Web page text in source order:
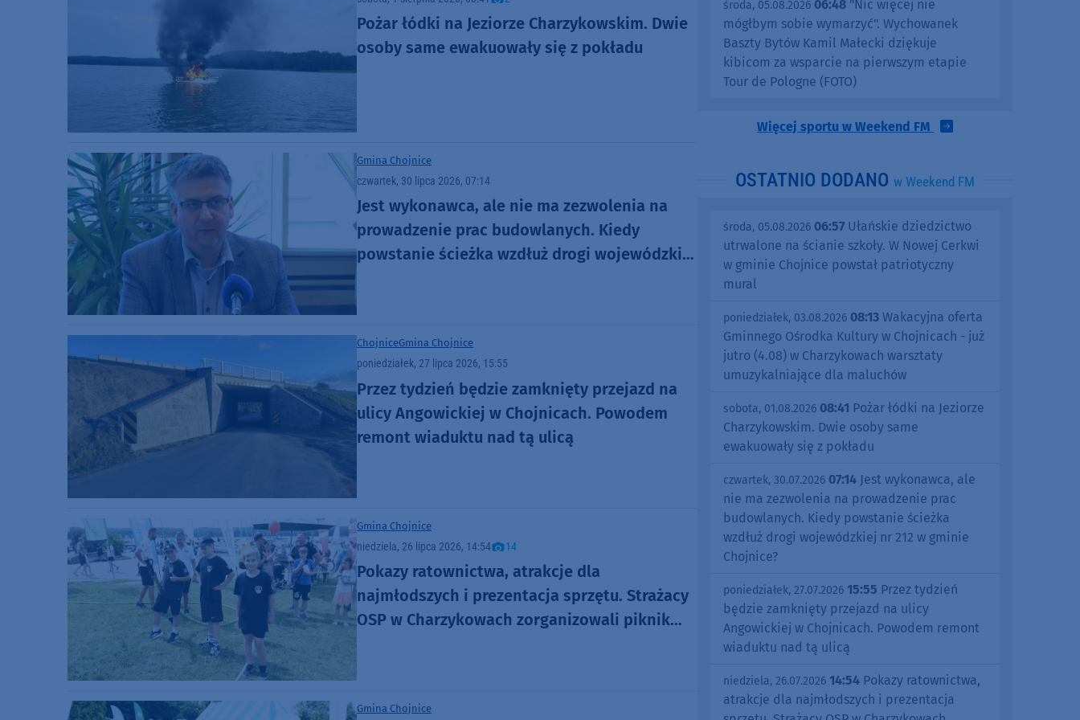
Pożar łódki na Jeziorze Charzykowskim. Dwie
osoby same ewakuowały się z pokładu
Gmina Chojnice
czwartek, 30 lipca 2026, 07:14
Jest wykonawca, ale nie ma zezwolenia na
prowadzenie prac budowlanych. Kiedy
powstanie ścieżka wzdłuż drogi wojewódzkiej
ChojniceGmina Chojnice
poniedziałek, 27 lipca 2026, 15:55
Przez tydzień będzie zamknięty przejazd na
ulicy Angowickiej w Chojnicach. Powodem
remont wiaduktu nad tą ulicą
Gmina Chojnice
niedziela, 26 lipca 2026, 14:54 14
Pokazy ratownictwa, atrakcje dla
najmłodszych i prezentacja sprzętu. Strażacy
OSP w Charzykowach zorganizowali piknik
Gmina Chojnice
środa, 05.08.2026 06:48 "Nic więcej nie
mógłbym sobie wymarzyć". Wychowanek
Baszty Bytów Kamil Małecki dziękuje
kibicom za wsparcie na pierwszym etapie
Tour de Pologne (FOTO)
Więcej sportu w Weekend FM
OSTATNIO DODANO w Weekend FM
środa, 05.08.2026 06:57 Ułańskie dziedzictwo
utrwalone na ścianie szkoły. W Nowej Cerkwi
w gminie Chojnice powstał patriotyczny
mural
poniedziałek, 03.08.2026 08:13 Wakacyjna oferta
Gminnego Ośrodka Kultury w Chojnicach - już
jutro (4.08) w Charzykowach warsztaty
umuzykalniające dla maluchów
sobota, 01.08.2026 08:41 Pożar łódki na Jeziorze
Charzykowskim. Dwie osoby same
ewakuowały się z pokładu
czwartek, 30.07.2026 07:14 Jest wykonawca, ale
nie ma zezwolenia na prowadzenie prac
budowlanych. Kiedy powstanie ścieżka
wzdłuż drogi wojewódzkiej nr 212 w gminie
Chojnice?
poniedziałek, 27.07.2026 15:55 Przez tydzień
będzie zamknięty przejazd na ulicy
Angowickiej w Chojnicach. Powodem remont
wiaduktu nad tą ulicą
niedziela, 26.07.2026 14:54 Pokazy ratownictwa,
atrakcje dla najmłodszych i prezentacja